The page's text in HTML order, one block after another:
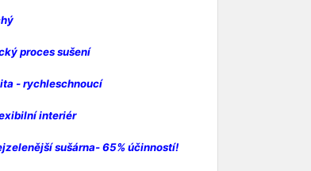
proces sušení
- rychleschnoucí
interiér
sušárna- 65% účinností!